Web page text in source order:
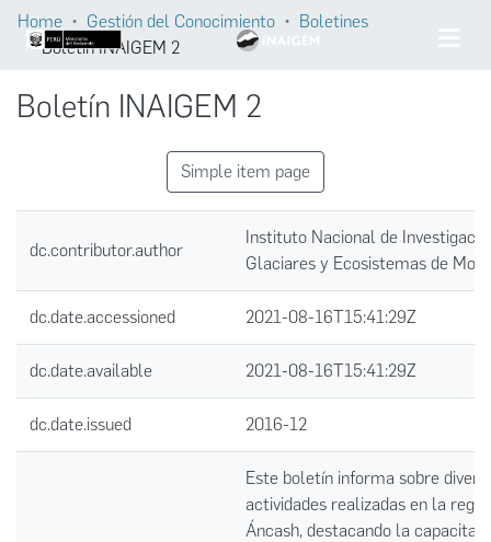
Home Gestión del Conocimiento
Boletines
Boletín INAIGEM 2
Boletín INAIGEM 2
Simple item page
dc.contributor.author
Instituto Nacional de
Glaciares y Ecosistemas de
dc.date.accessioned 2021-08-16T15:41:29Z
dc.date.available 2021-08-16T15:41:29Z
dc.date.issued 2016-12
Este boletín informa sobre
actividades realizadas en la
Áncash, destacando la